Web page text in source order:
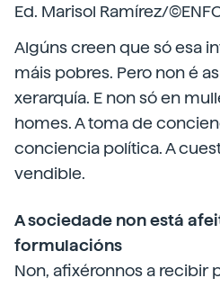
Ed. Marisol Ramírez/
Algúns creen que só esa
máis pobres. Pero non é
xerarquía. E non só en
homes. A toma de
conciencia política. A
vendible.
A sociedade non está
formulacións
Non, afixéronnos a recibir